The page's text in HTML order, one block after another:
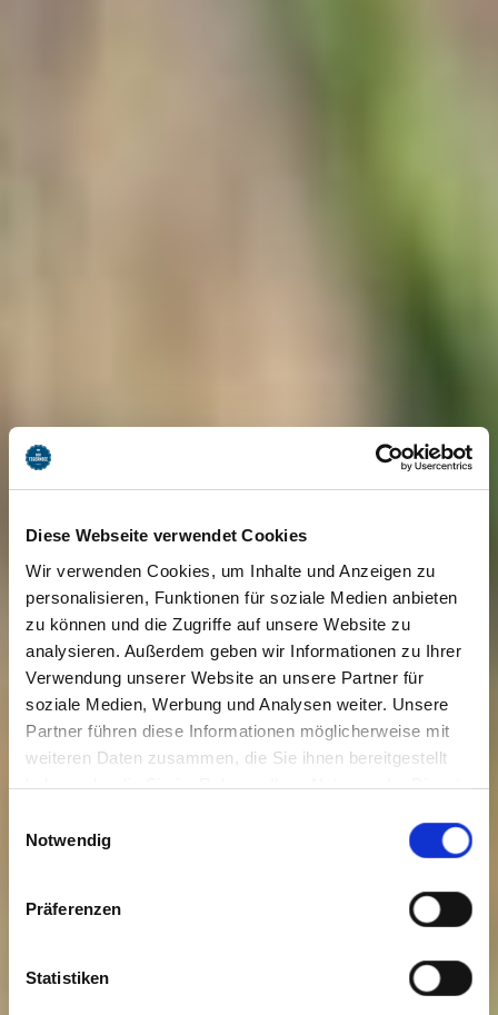
Diese Webseite verwendet Cookies
Wir verwenden Cookies, um Inhalte und Anzeigen zu
personalisieren, Funktionen für soziale Medien anbieten
zu können und die Zugriffe auf unsere Website zu
analysieren. Außerdem geben wir Informationen zu Ihrer
Verwendung unserer Website an unsere Partner für
soziale Medien, Werbung und Analysen weiter. Unsere
Partner führen diese Informationen möglicherweise mit
weiteren Daten zusammen, die Sie ihnen bereitgestellt
haben oder die Sie im Rahmen Ihrer Nutzung der Dienste
Cookies, wenn Sie unsere Webseite weiterhin nutzen.
Notwendig
Präferenzen
Statistiken